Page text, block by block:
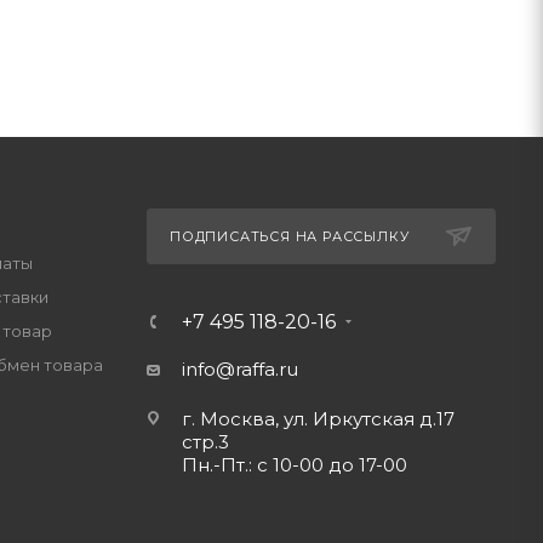
товар
товара
ПОДПИСАТЬСЯ НА РАССЫЛКУ
+7 495 118-20-16
info@raffa.ru
г. Москва, ул. Иркутская д.17
стр.3
Пн.-Пт.: с 10-00 до 17-00